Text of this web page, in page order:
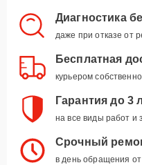
Диагностика
даже при отказе от
Бесплатная
курьером
Гарантия до 3
на все виды работ и
Срочный
в день обращения